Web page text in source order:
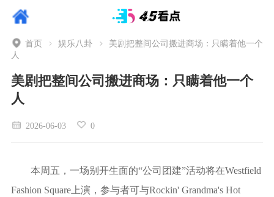
首页 娱乐八卦
美剧把整间公司搬进商场：只瞒着他一个
人
美剧把整间公司搬进商场：只瞒着他一个
人
2026-06-03 0
本周五，一场别开生面的“公司团建”活动将在Westfield
Fashion Square上演，参与者可与Rockin' Grandma's Hot